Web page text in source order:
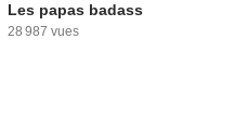
Les papas badass
28 987 vues